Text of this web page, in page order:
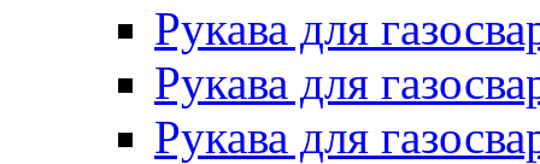
Рукава для
Рукава для
Рукава для